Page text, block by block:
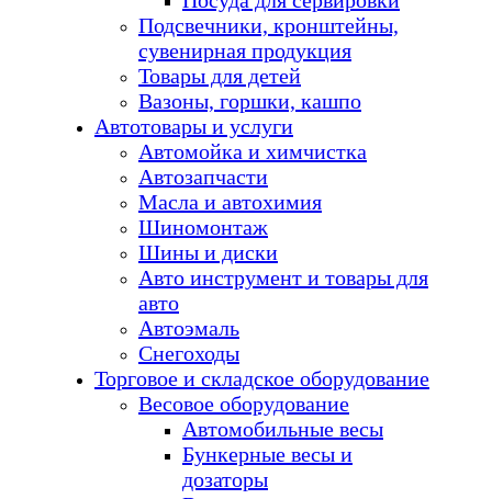
Подсвечники, кронштейны,
сувенирная продукция
Товары для детей
Вазоны, горшки, кашпо
Автотовары и услуги
Автомойка и химчистка
Автозапчасти
Масла и автохимия
Шиномонтаж
Шины и диски
Авто инструмент и товары для
авто
Автоэмаль
Снегоходы
Торговое и складское оборудование
Весовое оборудование
Автомобильные весы
Бункерные весы и
дозаторы